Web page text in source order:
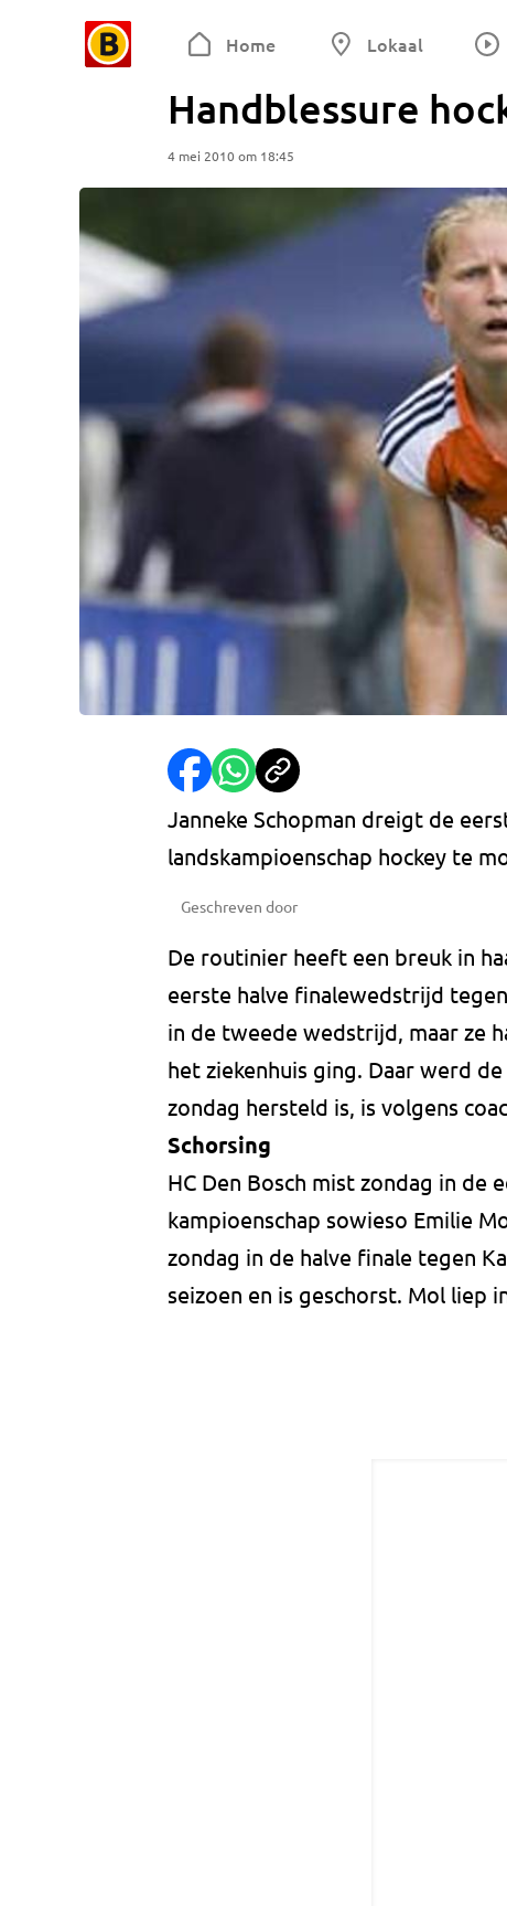
Home Lokaal
Handblessure
4 mei 2010 om 18:45
Janneke Schopman dreigt de
landskampioenschap hockey te
Geschreven door
De routinier heeft een breuk in
eerste halve finalewedstrijd
in de tweede wedstrijd, maar ze
het ziekenhuis ging. Daar werd
zondag hersteld is, is volgens
Schorsing
HC Den Bosch mist zondag in
kampioenschap sowieso Emilie
zondag in de halve finale tegen
seizoen en is geschorst. Mol liep